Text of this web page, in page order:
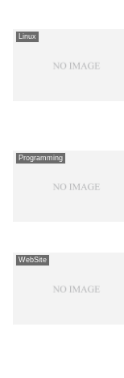
Linux
Programming
WebSite